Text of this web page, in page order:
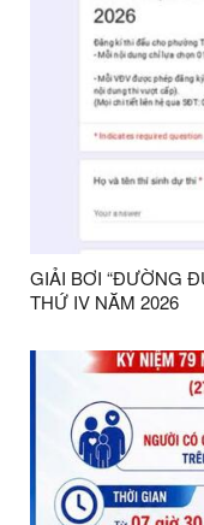
GIẢI BƠI “ĐƯỜNG
THỨ IV NĂM 2026